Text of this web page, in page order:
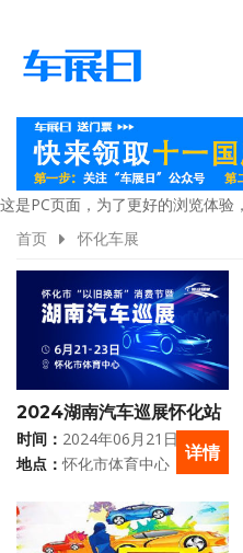
这是PC页面，为了更好的浏览体验
首页 怀化车展
2024湖南汽车巡展怀化站
时间： 2024年06月21日 - 06月
23日
地点：怀化市体育中心 详情